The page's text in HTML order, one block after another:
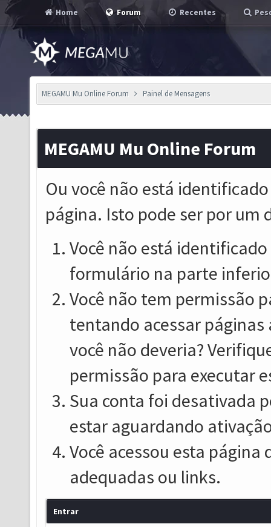
Home Forum Recentes
MEGAMU Mu Online Forum Painel de Mensagens
MEGAMU Mu Online Forum
Ou você não está
página. Isto pode ser por um
Você não está
formulário na parte
Você não tem permissão
tentando acessar
você não deveria?
permissão para executar
Sua conta foi desativada
estar aguardando
Você acessou esta
adequadas ou links.
Entrar